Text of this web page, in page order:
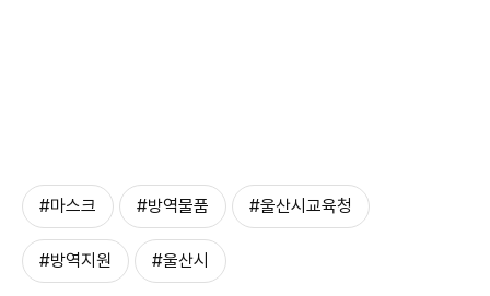
#마스크 #방역물품 #울산시교육청
#방역지원 #울산시